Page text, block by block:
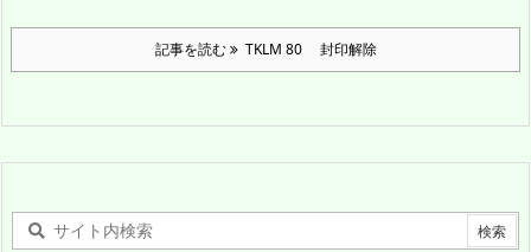
記事を読む TKLM 80 封印解除